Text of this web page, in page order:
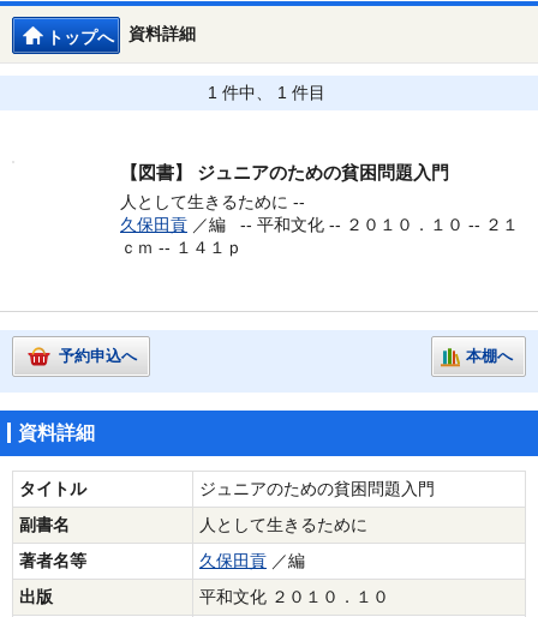
資料詳細
トップへ
1 件中、 1 件目
【図書】 ジュニアのための貧困問題入門
人として生きるために --
久保田貢 ／編 -- 平和文化 -- ２０１０．１０ -- ２１
ｃｍ -- １４１ｐ
予約申込へ 本棚へ
資料詳細
タイトル
ジュニアのための貧困問題入門
副書名
人として生きるために
著者名等
久保田貢 ／編
出版
平和文化 ２０１０．１０